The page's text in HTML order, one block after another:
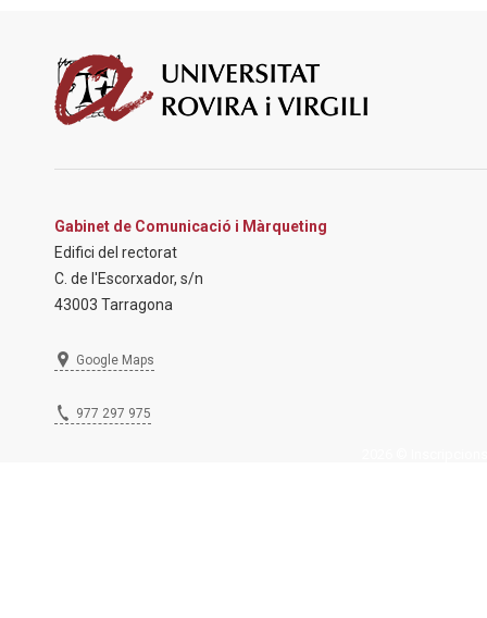
Gabinet de Comunicació i Màrqueting
Edifici del rectorat
C. de l'Escorxador, s/n
43003 Tarragona
Google Maps
977 297 975